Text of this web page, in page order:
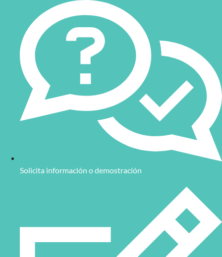
Solicita información o demostración